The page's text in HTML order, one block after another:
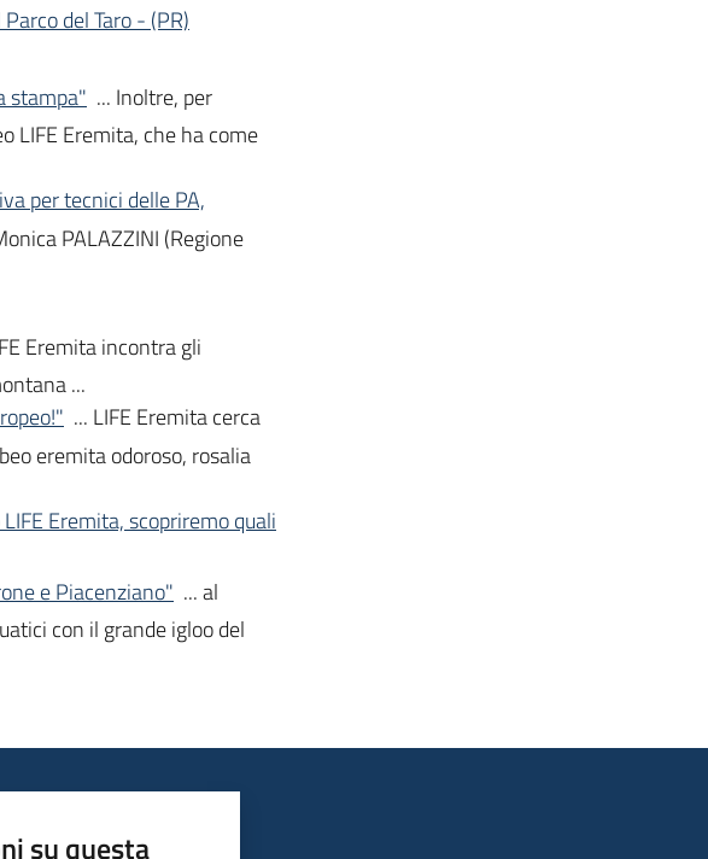
del Taro - (PR)
stampa" ... Inoltre, per
LIFE Eremita, che ha come
per tecnici delle PA,
PALAZZINI (Regione
Eremita incontra gli
...
... LIFE Eremita cerca
eremita odoroso, rosalia
Eremita, scopriremo quali
e Piacenziano" ... al
con il grande igloo del
su questa